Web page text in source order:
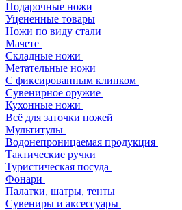
Подарочные ножи
Уцененные товары
Ножи по виду стали
Мачете
Складные ножи
Метательные ножи
С фиксированным клинком
Сувенирное оружие
Кухонные ножи
Всё для заточки ножей
Мультитулы
Водонепроницаемая продукция
Тактические ручки
Туристическая посуда
Фонари
Палатки, шатры, тенты
Сувениры и аксессуары